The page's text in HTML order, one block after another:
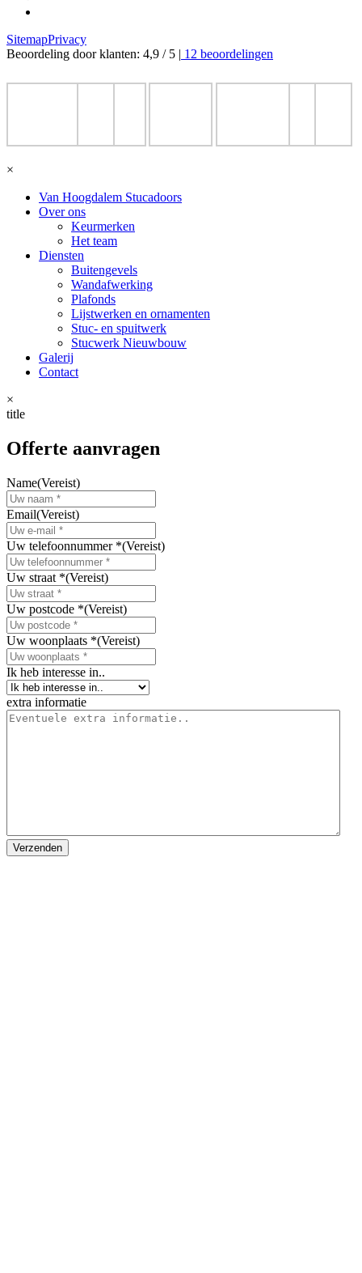
SitemapPrivacy
Beoordeling door klanten: 4,9 / 5 | 12 beoordelingen
×
Van Hoogdalem Stucadoors
Over ons
Keurmerken
Het team
Diensten
Buitengevels
Wandafwerking
Plafonds
Lijstwerken en ornamenten
Stuc- en spuitwerk
Stucwerk Nieuwbouw
Galerij
Contact
×
title
Offerte aanvragen
Name(Vereist)
Email(Vereist)
Uw telefoonnummer *(Vereist)
Uw straat *(Vereist)
Uw postcode *(Vereist)
Uw woonplaats *(Vereist)
Ik heb interesse in..
extra informatie